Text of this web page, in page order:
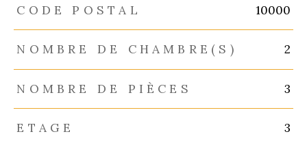
TRAD_ZEPHYR_Caracteristique TRAD_ZEPHYR_Valeurs
CODE POSTAL 10000
NOMBRE DE CHAMBRE(S) 2
NOMBRE DE PIÈCES 3
ETAGE 3